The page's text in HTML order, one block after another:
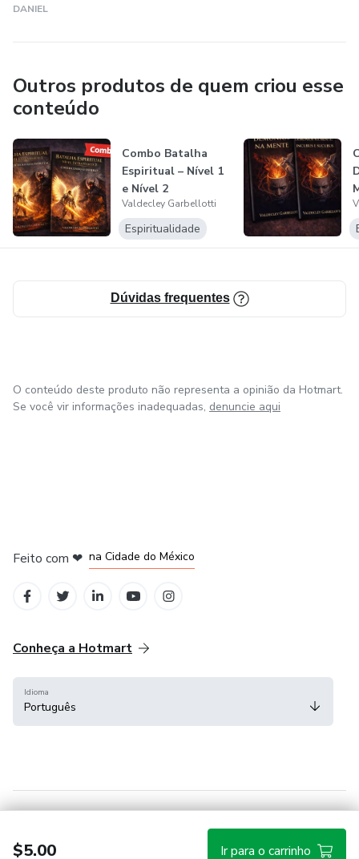
DANIEL
Outros produtos de quem criou esse
conteúdo
Combo Batalha
Espiritual – Nível 1
e Nível 2
Valdecley Garbellotti
Espiritualidade
Dúvidas frequentes
$5.00 Ir para o carrinho
O conteúdo deste produto não representa a opinião da Hotmart.
Se você vir informações inadequadas, denuncie aqui
Feito com ❤ na Cidade do México
Conheça a Hotmart
Idioma
Português